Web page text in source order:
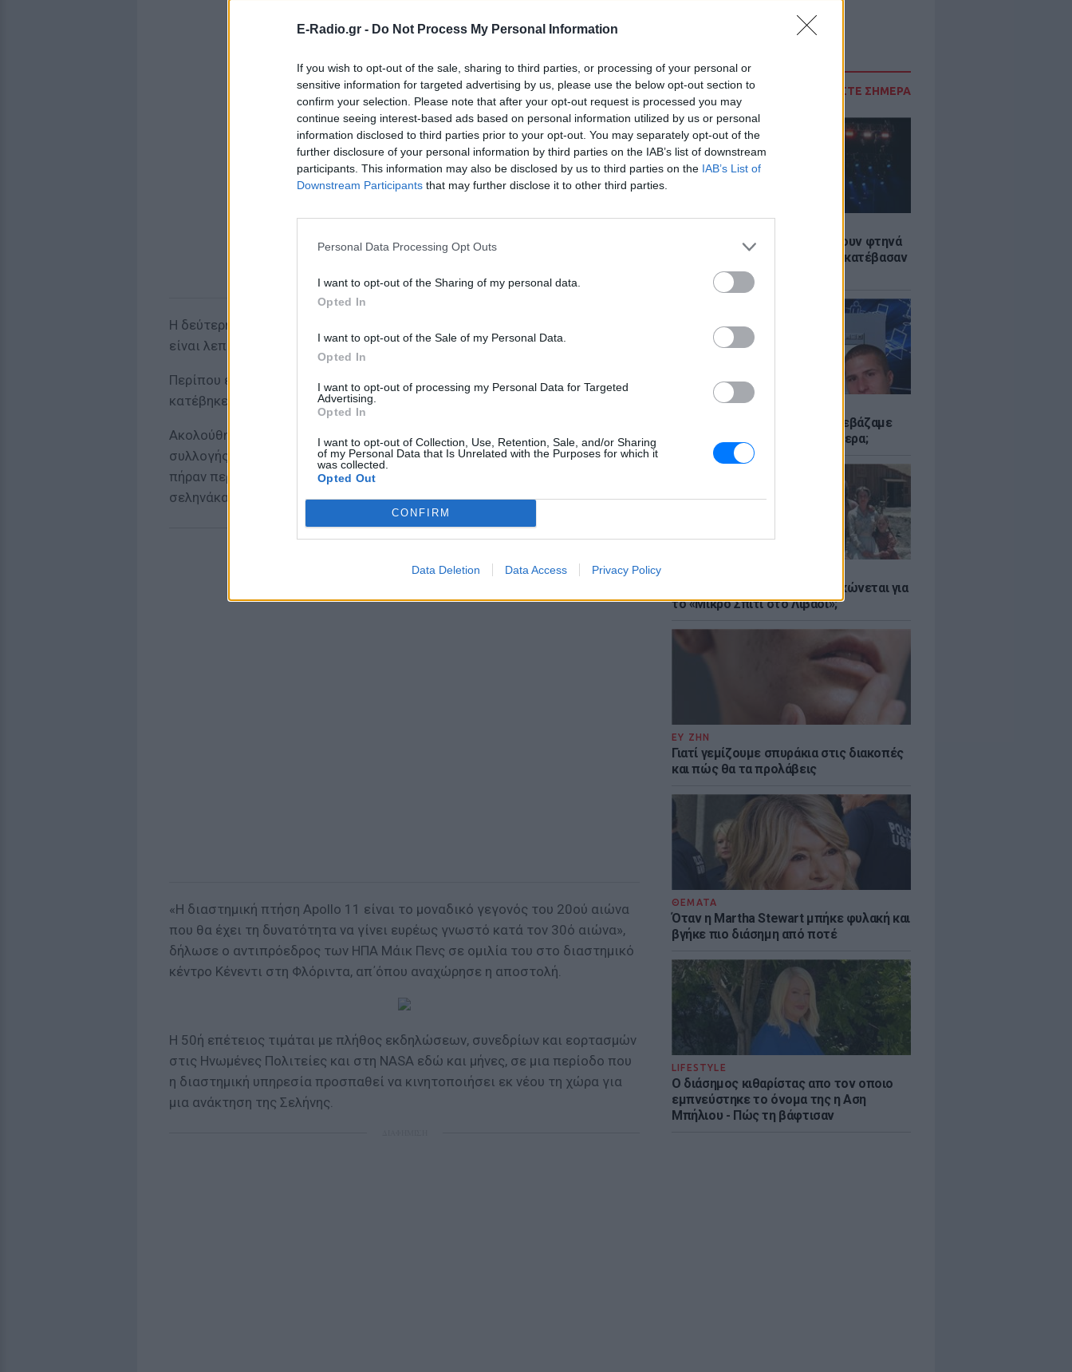
E-Radio.gr - Do Not Process My Personal Information
If you wish to opt-out of the sale, sharing to third parties, or processing of your personal or
sensitive information for targeted advertising by us, please use the below opt-out section to
confirm your selection. Please note that after your opt-out request is processed you may
continue seeing interest-based ads based on personal information utilized by us or personal
information disclosed to third parties prior to your opt-out. You may separately opt-out of the
further disclosure of your personal information by third parties on the IAB’s list of downstream
participants. This information may also be disclosed by us to third parties on the IAB’s List of
Downstream Participants that may further disclose it to other third parties.
Personal Data Processing Opt Outs
I want to opt-out of the Sharing of my personal data.
Opted In
I want to opt-out of the Sale of my Personal Data.
Opted In
I want to opt-out of processing my Personal Data for Targeted
Advertising.
Opted In
I want to opt-out of Collection, Use, Retention, Sale, and/or Sharing
of my Personal Data that Is Unrelated with the Purposes for which it
was collected.
Opted Out
CONFIRM
Data Deletion Data Access Privacy Policy
ΔΙΑΒΑΣΤΕ ΣΗΜΕΡΑ
Οι συναυλίες επιτέλους βγάζουν φτηνά
εισιτήρια - Ποιοι καλλιτέχνες κατέβασαν
τις τιμές
Έφτιαξαν το Napster που κατεβάζαμε
μουσική - Πού βρίσκονται σήμερα;
Explainer: Γιατί η Αμερική τσακώνεται για
το «Μικρό Σπίτι στο Λιβάδι»;
ΕΥ ΖΗΝ
Γιατί γεμίζουμε σπυράκια στις διακοπές
και πώς θα τα προλάβεις
ΘΕΜΑΤΑ
Όταν η Martha Stewart μπήκε φυλακή και
βγήκε πιο διάσημη από ποτέ
LIFESTYLE
Ο διάσημος κιθαρίστας απο τον οποιο
εμπνεύστηκε το όνομα της η Αση
Μπήλιου - Πώς τη βάφτισαν
Η δεύτερη φράση του 'Αρμστρονγκ είναι λιγότερο γνωστή: «Η επιφάνεια
είναι λεπτή και κονιορτώδης, μπορώ να τη σηκώσω με το πόδι...»
Περίπου είκοσι λεπτά αργότερα, ο συνάδελφός του Μπαζ 'Ολντριν
κατέβηκε και αυτός από τη σεληνάκατο. «Θαυμάσια ερήμωση», αναφώνησε.
Ακολούθησαν δυόμισι ώρες γεωλογικών και επιστημονικών περιγραφών,
συλλογής δειγμάτων και επιστημονικών εργασιών. Οι δύο αστροναύτες
πήραν περισσότερες από 800 φωτογραφίες, πριν επιστρέψουν στη
σεληνάκατο.
ΔΙΑΦΗΜΙΣΗ
«Η διαστημική πτήση Apollo 11 είναι το μοναδικό γεγονός του 20ού αιώνα
που θα έχει τη δυνατότητα να γίνει ευρέως γνωστό κατά τον 30ό αιώνα»,
δήλωσε ο αντιπρόεδρος των ΗΠΑ Μάικ Πενς σε ομιλία του στο διαστημικό
κέντρο Κένεντι στη Φλόριντα, απ΄όπου αναχώρησε η αποστολή.
Η 50ή επέτειος τιμάται με πλήθος εκδηλώσεων, συνεδρίων και εορτασμών
στις Ηνωμένες Πολιτείες και στη NASA εδώ και μήνες, σε μια περίοδο που
η διαστημική υπηρεσία προσπαθεί να κινητοποιήσει εκ νέου τη χώρα για
μια ανάκτηση της Σελήνης.